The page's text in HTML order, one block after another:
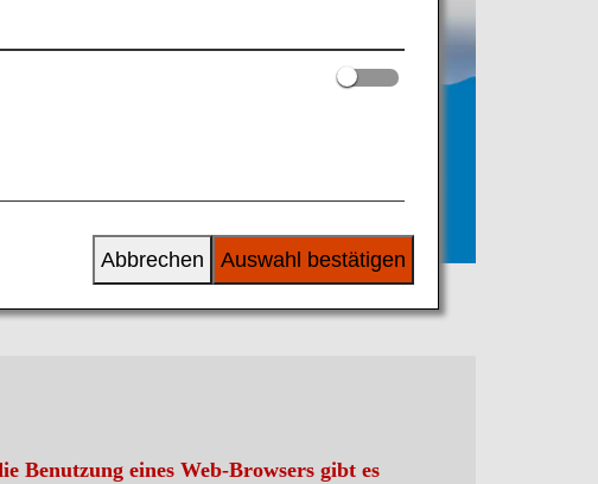
Benutzung eines Web-Browsers gibt es
Auswahl bestätigen
Abbrechen